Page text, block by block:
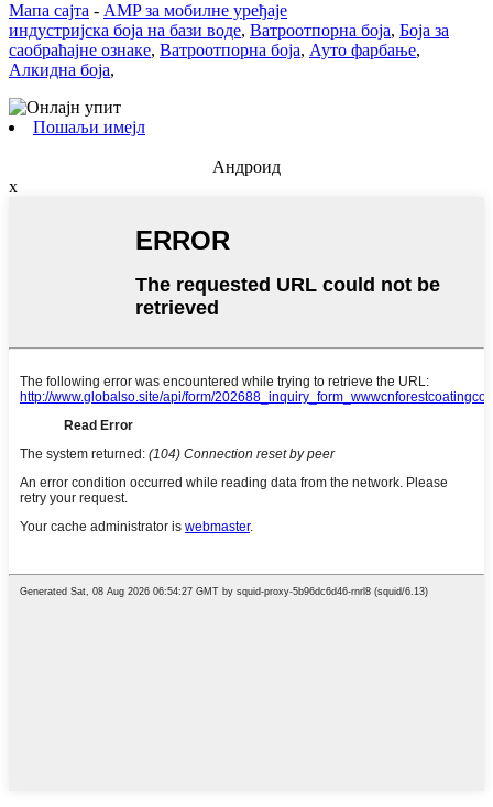
Мапа сајта - AMP за мобилне уређаје
индустријска боја на бази воде, Ватроотпорна боја, Боја за
саобраћајне ознаке, Ватроотпорна боја, Ауто фарбање,
Алкидна боја,
Пошаљи имејл
Андроид
x